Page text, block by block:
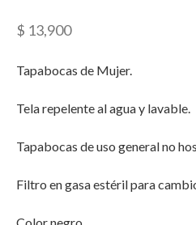
$ 13,900
Tapabocas de Mujer.
Tela repelente al agua y lavable.
Tapabocas de uso general no
Filtro en gasa estéril para